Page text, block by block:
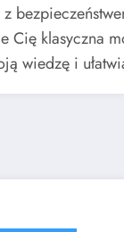
klasyczna
wiedzę i